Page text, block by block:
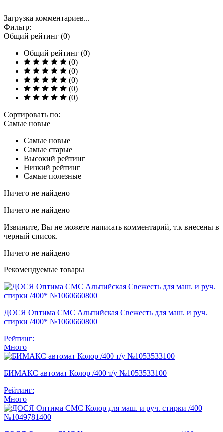
Загрузка комментариев...
Фильтр:
Общий рейтинг (0)
Общий рейтинг (0)
(0)
(0)
(0)
(0)
(0)
Сортировать по:
Самые новые
Самые новые
Самые старые
Высокий рейтинг
Низкий рейтинг
Самые полезные
Ничего не найдено
Ничего не найдено
Извините, Вы не можете написать комментарий, т.к внесены в
черный список.
Ничего не найдено
Рекомендуемые товары
ДОСЯ Оптима СМС Альпийская Свежесть для маш. и руч.
стирки /400* №1060660800
Рейтинг:
Много
БИМАКС автомат Колор /400 т/у №1053533100
Рейтинг:
Много